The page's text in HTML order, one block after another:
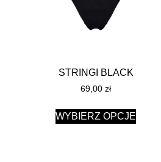
STRINGI BLACK
69,00 zł
WYBIERZ OPCJE